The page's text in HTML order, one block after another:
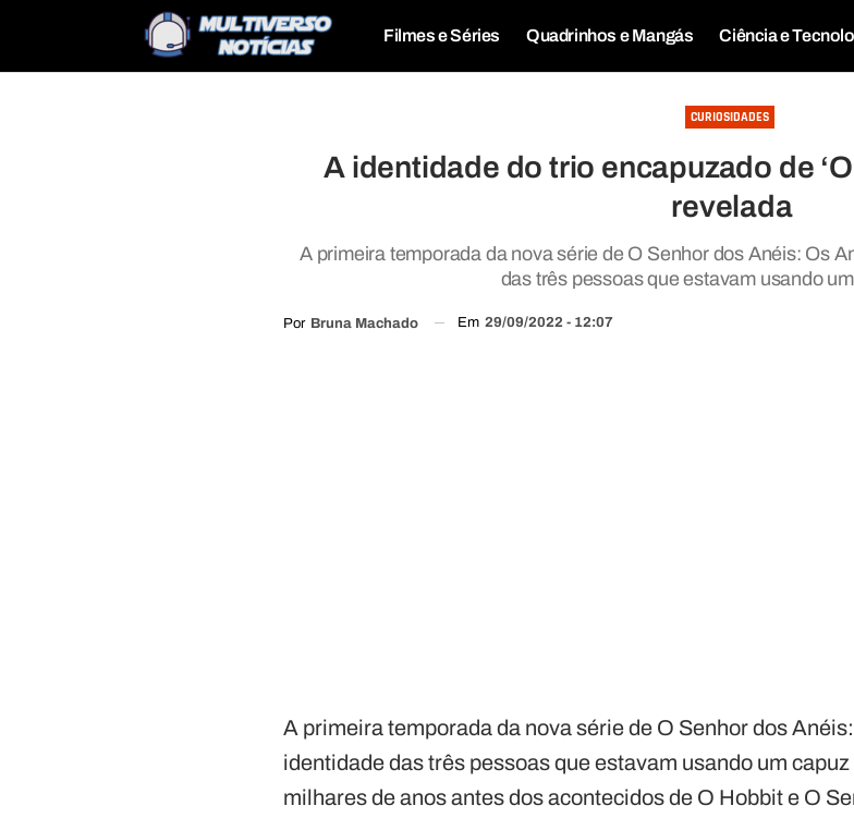
Filmes e Séries Quadrinhos e Mangás Ciência e
CURIOSIDADES
A identidade do trio encapuzado de
revelada
A primeira temporada da nova série de O Senhor dos Anéis: Os
das três pessoas que estavam usando
Por Bruna Machado Em 29/09/2022 - 12:07
A primeira temporada da nova série de O Senhor dos
identidade das três pessoas que estavam usando um
milhares de anos antes dos acontecidos de O Hobbit e O